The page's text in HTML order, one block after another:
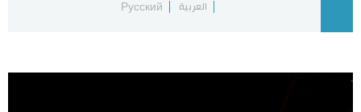
اليابان في فيديو
العربية
Русский